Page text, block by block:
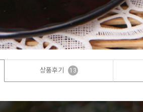
상품후기 13